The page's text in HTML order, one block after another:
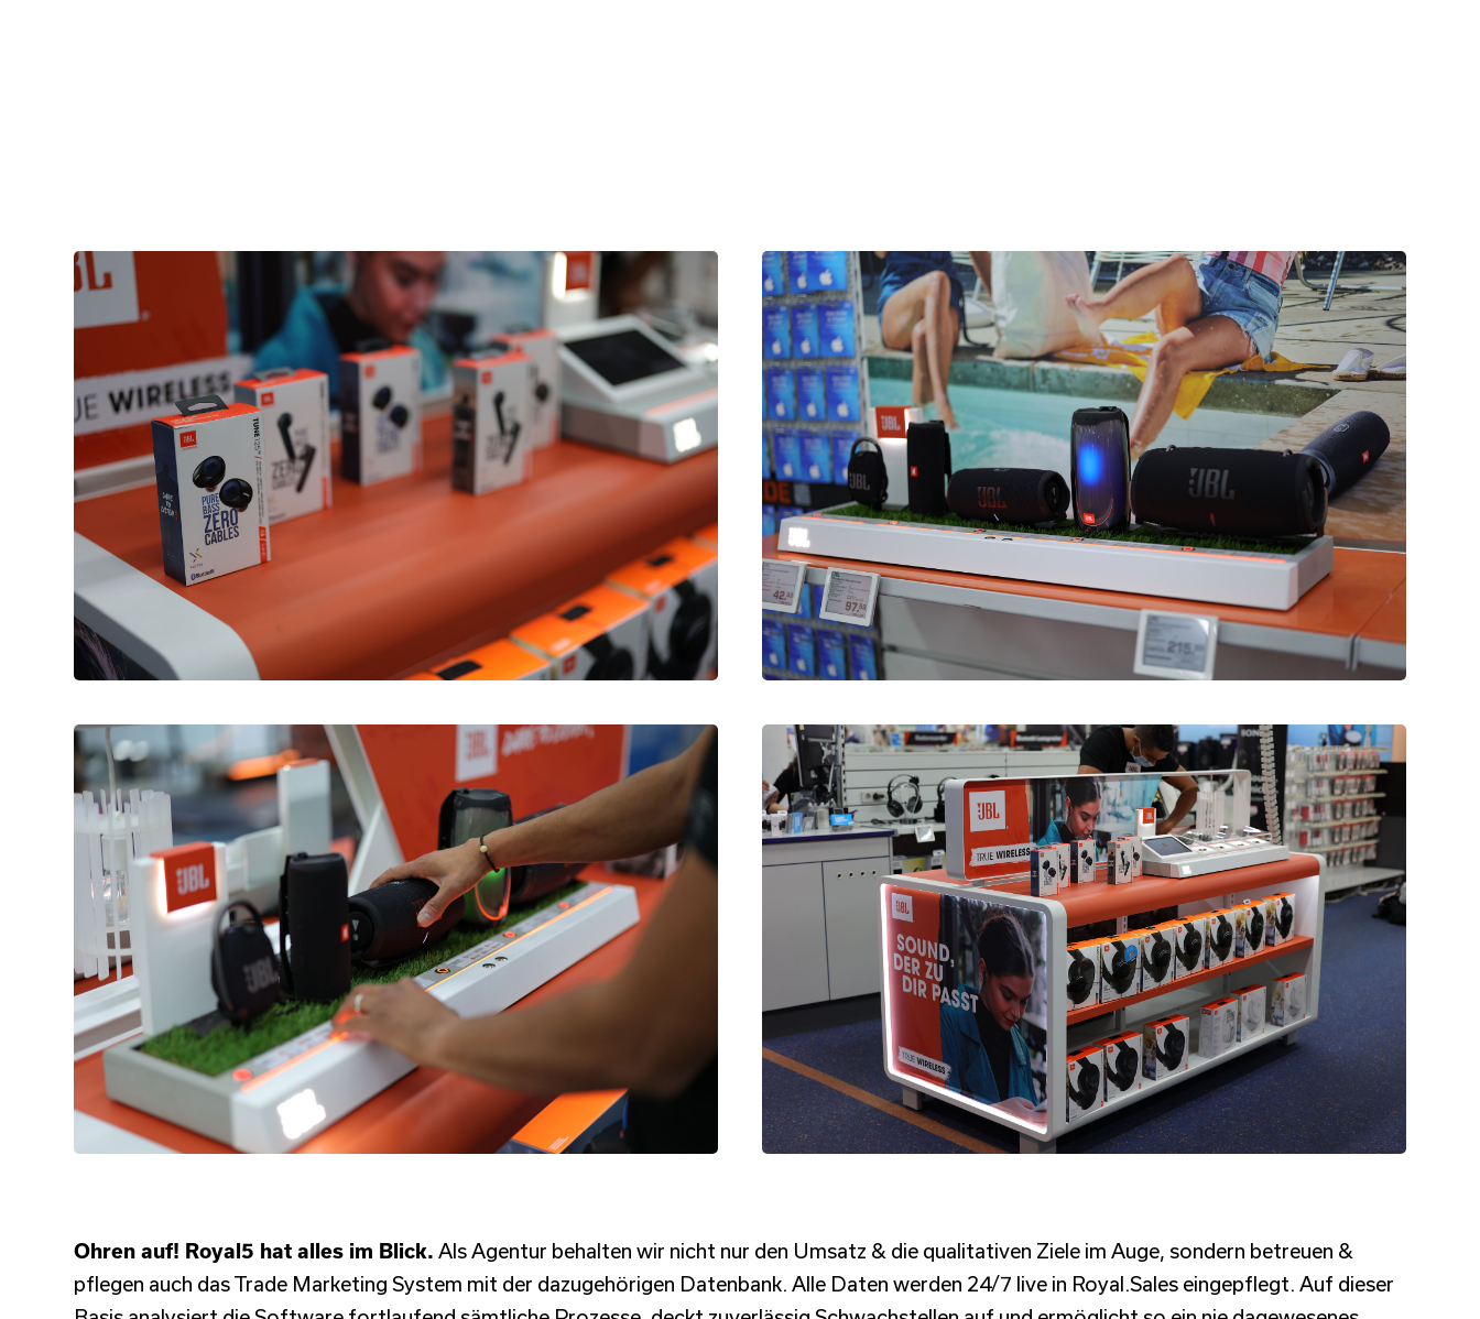
Ohren auf! Royal5 hat alles im Blick. Als Agentur behalten wir nicht nur den Umsatz & die qualitativen Ziele im Auge, sondern betreuen &
pflegen auch das Trade Marketing System mit der dazugehörigen Datenbank. Alle Daten werden 24/7 live in Royal.Sales eingepflegt. Auf dieser